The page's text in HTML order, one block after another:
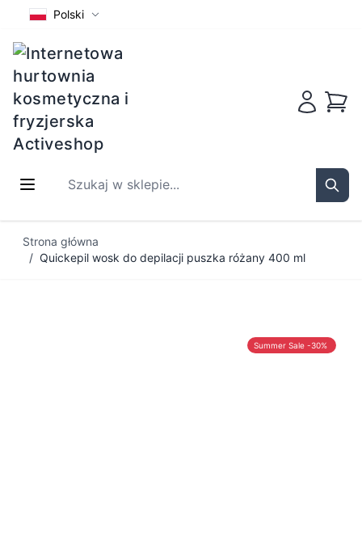
Polski
Szukaj w sklepie...
Strona główna
/ Quickepil wosk do depilacji puszka różany 400 ml
Summer Sale -30%